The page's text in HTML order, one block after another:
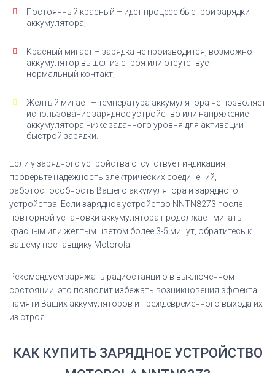
Постоянный красный – идет процесс быстрой зарядки
аккумулятора;
Красный мигает – зарядка не производится, возможно
аккумулятор вышел из строя или отсутствует
нормальный контакт;
Желтый мигает – температура аккумулятора не позволяет
использование зарядное устройство или напряжение
аккумулятора ниже заданного уровня для активации
быстрой зарядки.
Если у зарядного устройства отсутствует индикация —
проверьте надежность электрических соединений,
работоспособность Вашего аккумулятора и зарядного
устройства. Если зарядное устройство NNTN8273 после
повторной установки аккумулятора продолжает мигать
красным или желтым цветом более 3-5 минут, обратитесь к
вашему поставщику Motorola.
Рекомендуем заряжать радиостанцию в выключенном
состоянии, это позволит избежать возникновения эффекта
памяти Ваших аккумуляторов и преждевременного выхода их
из строя.
КАК КУПИТЬ ЗАРЯДНОЕ УСТРОЙСТВО